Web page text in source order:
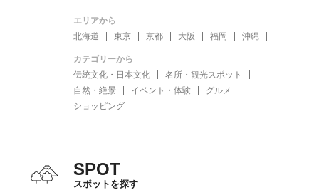
エリアから
北海道
東京 京都 大阪 福岡 沖縄
カテゴリーから
伝統文化・日本文化
名所・観光スポット
自然・絶景
イベント・体験
グルメ
ショッピング
SPOT
スポットを探す